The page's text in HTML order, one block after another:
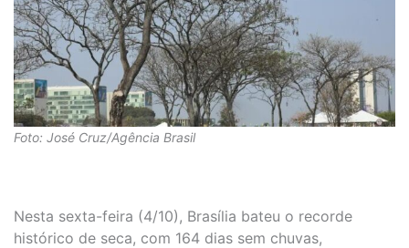
Foto: José Cruz/Agência Brasil
Nesta sexta-feira (4/10), Brasília bateu o recorde
histórico de seca, com 164 dias sem chuvas,